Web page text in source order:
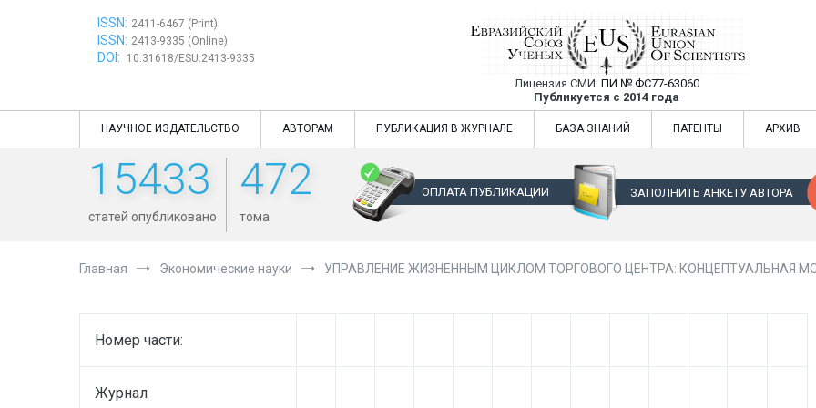
ISSN: 2411-6467 (Print)
ISSN: 2413-9335 (Online)
DOI: 10.31618/ESU.2413-9335
Евразийский Союз Ученых —
Лицензия СМИ: ПИ № ФС77-63060
Публикуется с 2014 года
Евразийский Союз Ученых — публикация научных статей в
НАУЧНОЕ ИЗДАТЕЛЬСТВО АВТОРАМ ПУБЛИКАЦИЯ В ЖУРНАЛЕ БАЗА ЗНАНИЙ ПАТЕНТЫ АРХИВ
15433
статей опубликовано
472
тома
ОПЛАТА ПУБЛИКАЦИИ ЗАПОЛНИТЬ АНКЕТУ АВТОРА
Главная Экономические науки УПРАВЛЕНИЕ ЖИЗНЕННЫМ ЦИКЛОМ ТОРГОВОГО ЦЕНТРА: КОНЦЕПТУАЛЬНАЯ
Номер части:
Журнал